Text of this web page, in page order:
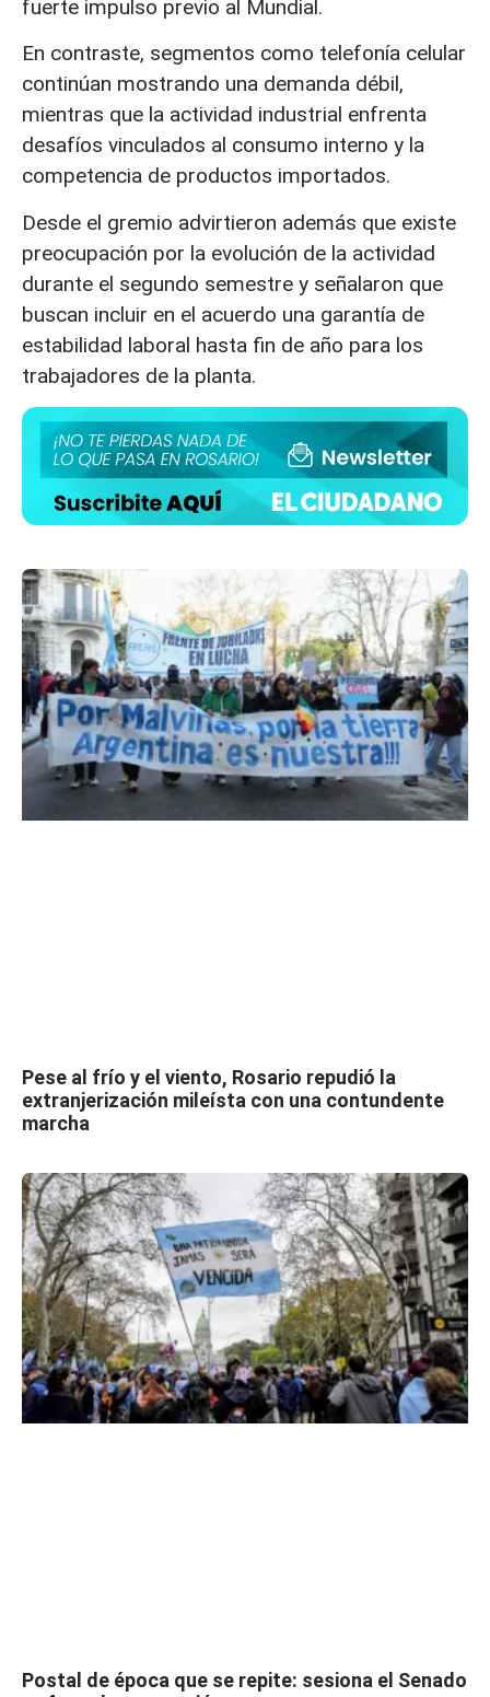
fuerte impulso previo al Mundial.
En contraste, segmentos como telefonía celular
continúan mostrando una demanda débil,
mientras que la actividad industrial enfrenta
desafíos vinculados al consumo interno y la
competencia de productos importados.
Desde el gremio advirtieron además que existe
preocupación por la evolución de la actividad
durante el segundo semestre y señalaron que
buscan incluir en el acuerdo una garantía de
estabilidad laboral hasta fin de año para los
trabajadores de la planta.
Pese al frío y el viento, Rosario repudió la
extranjerización mileísta con una contundente
marcha
Postal de época que se repite: sesiona el Senado